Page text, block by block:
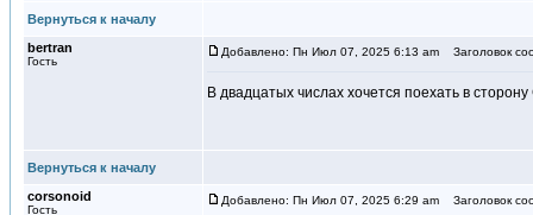
Вернуться к началу
bertran
Гость
Добавлено: Пн Июл 07, 2025 6:13 am Заголовок
В двадцатых числах хочется поехать в
Вернуться к началу
corsonoid
Гость
Добавлено: Пн Июл 07, 2025 6:29 am Заголовок